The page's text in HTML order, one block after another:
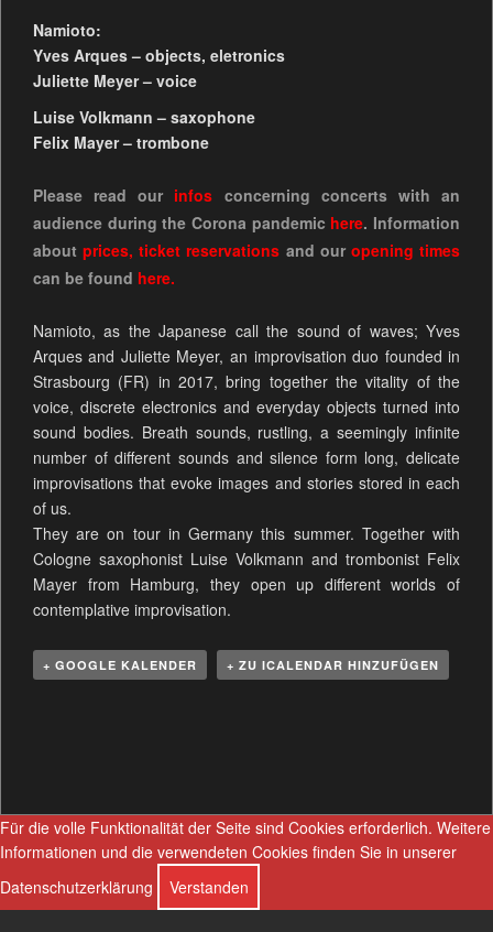
Namioto:
Yves Arques – objects, eletronics
Juliette Meyer – voice
Luise Volkmann – saxophone
Felix Mayer – trombone
Please read our infos concerning concerts with an
audience during the Corona pandemic here. Information
aboutprices,ticket reservations and our opening times
can be found here.
Namioto, as the Japanese call the sound of waves; Yves
Arques and Juliette Meyer, an improvisation duo founded in
Strasbourg (FR) in 2017, bring together the vitality of the
voice, discrete electronics and everyday objects turned into
sound bodies. Breath sounds, rustling, a seemingly infinite
number of different sounds and silence form long, delicate
improvisations that evoke images and stories stored in each
of us.
They are on tour in Germany this summer. Together with
Cologne saxophonist Luise Volkmann and trombonist Felix
Mayer from Hamburg, they open up different worlds of
contemplative improvisation.
+ GOOGLE KALENDER + ZU ICALENDAR HINZUFÜGEN
n
s
a
Für die volle Funktionalität der Seite sind Cookies erforderlich. Weitere
Informationen und die verwendeten Cookies finden Sie in unserer
Datenschutzerklärung
Verstanden